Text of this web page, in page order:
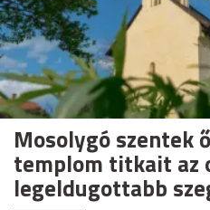
Mosolygó szentek
templom titkait az
legeldugottabb